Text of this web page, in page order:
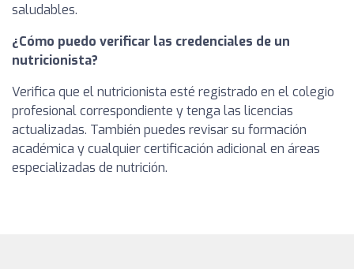
saludables.
¿Cómo puedo verificar las credenciales de un
nutricionista?
Verifica que el nutricionista esté registrado en el colegio
profesional correspondiente y tenga las licencias
actualizadas. También puedes revisar su formación
académica y cualquier certificación adicional en áreas
especializadas de nutrición.